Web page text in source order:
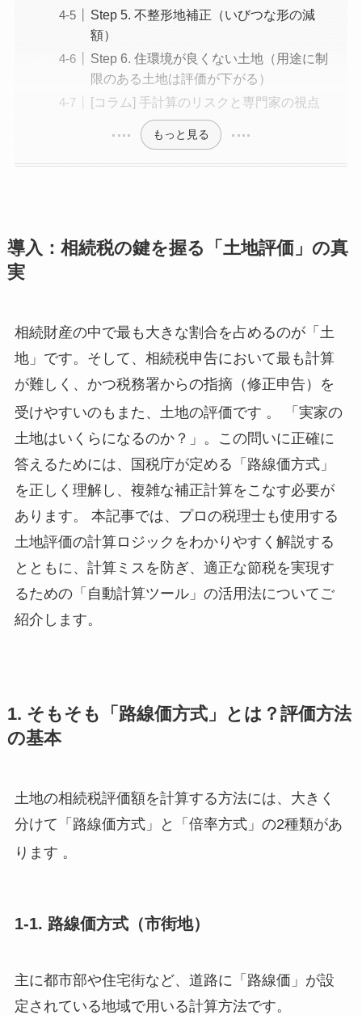
Step 5. 不整形地補正（いびつな形の減
額）
Step 6. 住環境が良くない土地（用途に制
限のある土地は評価が下がる）
[コラム] 手計算のリスクと専門家の視点
もっと見る
導入：相続税の鍵を握る「土地評価」の真
実
相続財産の中で最も大きな割合を占めるのが「土
地」です。そして、相続税申告において最も計算
が難しく、かつ税務署からの指摘（修正申告）を
受けやすいのもまた、土地の評価です 。 「実家の
土地はいくらになるのか？」。この問いに正確に
答えるためには、国税庁が定める「路線価方式」
を正しく理解し、複雑な補正計算をこなす必要が
あります。 本記事では、プロの税理士も使用する
土地評価の計算ロジックをわかりやすく解説する
とともに、計算ミスを防ぎ、適正な節税を実現す
るための「自動計算ツール」の活用法についてご
紹介します。
1. そもそも「路線価方式」とは？評価方法
の基本
土地の相続税評価額を計算する方法には、大きく
分けて「路線価方式」と「倍率方式」の2種類があ
ります 。
1-1. 路線価方式（市街地）
主に都市部や住宅街など、道路に「路線価」が設
定されている地域で用いる計算方法です。